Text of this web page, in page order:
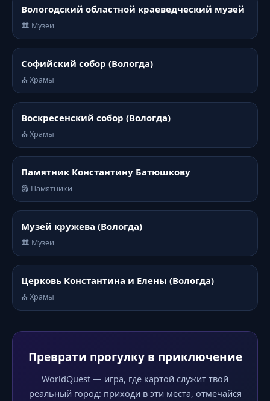
Вологодский областной краеведческий музей
🏛️ Музеи
Софийский собор (Вологда)
⛪ Храмы
Воскресенский собор (Вологда)
⛪ Храмы
Памятник Константину Батюшкову
🗿 Памятники
Музей кружева (Вологда)
🏛️ Музеи
Церковь Константина и Елены (Вологда)
⛪ Храмы
Преврати прогулку в приключение
WorldQuest — игра, где картой служит твой
реальный город: приходи в эти места, отмечайся